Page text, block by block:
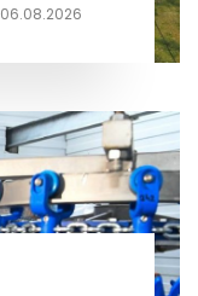
06.08.2026